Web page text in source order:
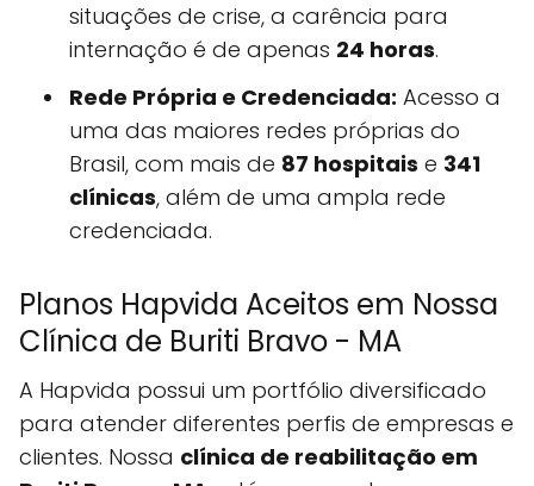
situações de crise, a carência para
internação é de apenas 24 horas.
Rede Própria e Credenciada: Acesso a
uma das maiores redes próprias do
Brasil, com mais de 87 hospitais e 341
clínicas, além de uma ampla rede
credenciada.
Planos Hapvida Aceitos em Nossa
Clínica de Buriti Bravo - MA
A Hapvida possui um portfólio diversificado
para atender diferentes perfis de empresas e
clientes. Nossa clínica de reabilitação em